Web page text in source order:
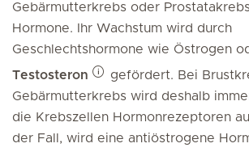
Gebärmutterkrebs oder
Hormone. Ihr Wachstum wird durch
Geschlechtshormone wie Östrogen
Testosteron
gefördert. Bei
Gebärmutterkrebs wird deshalb
die Krebszellen Hormonrezeptoren
der Fall, wird eine antiöstrogene